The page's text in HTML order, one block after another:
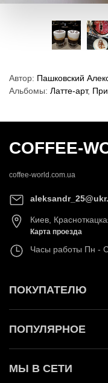
Автор: Пашковский
Альбомы: Латте-арт,
COFFEE-
coffee-world.com.ua
Киев,
Карта проезда
Часы работы Пн -
ПОКУПАТЕЛЮ
ПОПУЛЯРНОЕ
МЫ В СЕТИ